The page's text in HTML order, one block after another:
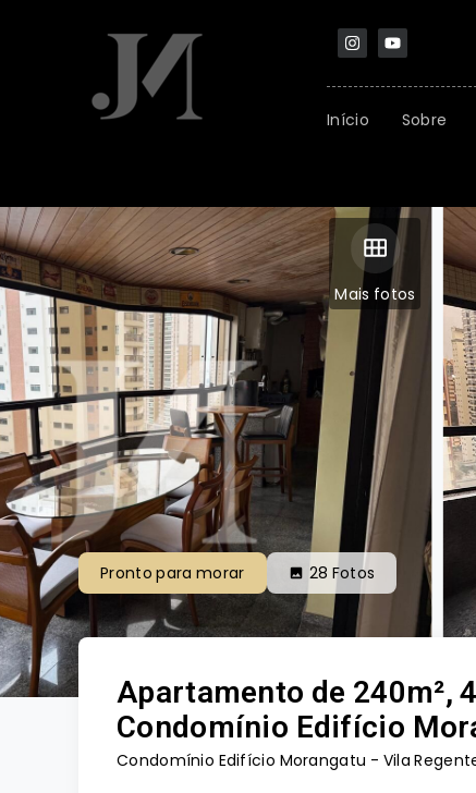
Início Sobre
Mais fotos
Pronto para morar 28 Fotos
Apartamento de 240m²,
Condomínio Edifício
Condomínio Edifício Morangatu - Vila